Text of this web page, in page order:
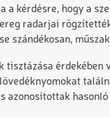
a kérdésre, hogy a
radarjai
szándékosan,
tisztázása érdekében
azonosítottak